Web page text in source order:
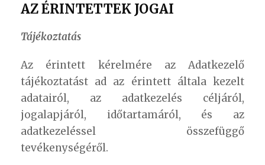
AZ ÉRINTETTEK JOGAI
Tájékoztatás
Az érintett kérelmére az Adatkezelő
tájékoztatást ad az érintett általa kezelt
adatairól, az adatkezelés céljáról,
jogalapjáról, időtartamáról, és az
adatkezeléssel összefüggő
tevékenységéről.